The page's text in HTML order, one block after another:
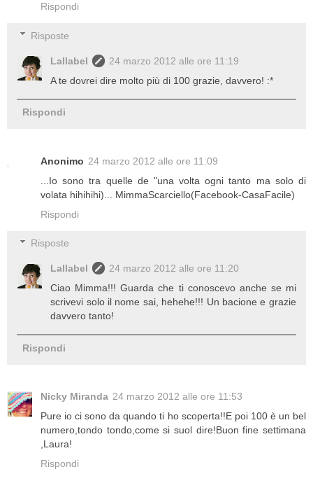
Rispondi
Risposte
Lallabel
24 marzo 2012 alle ore 11:19
A te dovrei dire molto più di 100 grazie, davvero! :*
Rispondi
Anonimo 24 marzo 2012 alle ore 11:09
...Io sono tra quelle de "una volta ogni tanto ma solo di
volata hihihihi)... MimmaScarciello(Facebook-CasaFacile)
Rispondi
Risposte
Lallabel
24 marzo 2012 alle ore 11:20
Ciao Mimma!!! Guarda che ti conoscevo anche se mi
scrivevi solo il nome sai, hehehe!!! Un bacione e grazie
davvero tanto!
Rispondi
Nicky Miranda 24 marzo 2012 alle ore 11:53
Pure io ci sono da quando ti ho scoperta!!E poi 100 è un bel
numero,tondo tondo,come si suol dire!Buon fine settimana
,Laura!
Rispondi